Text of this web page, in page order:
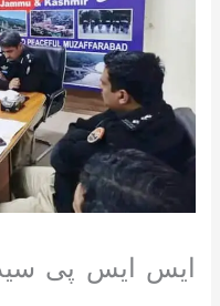
ایس ایس پی